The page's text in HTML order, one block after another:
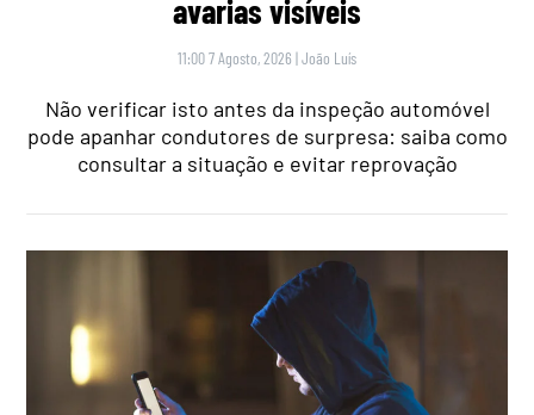
avarias visíveis
11:00 7 Agosto, 2026 |João Luís
Não verificar isto antes da inspeção automóvel
pode apanhar condutores de surpresa: saiba como
consultar a situação e evitar reprovação